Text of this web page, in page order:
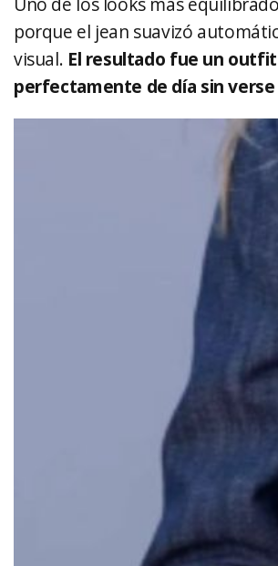
porque el jean suavizó
visual. El resultado fue un
perfectamente de día sin verse